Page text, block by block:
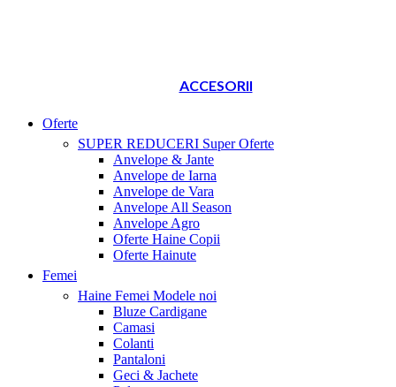
ACCESORII
Oferte
SUPER REDUCERI Super Oferte
Anvelope & Jante
Anvelope de Iarna
Anvelope de Vara
Anvelope All Season
Anvelope Agro
Oferte Haine Copii
Oferte Hainute
Femei
Haine Femei Modele noi
Bluze Cardigane
Camasi
Colanti
Pantaloni
Geci & Jachete